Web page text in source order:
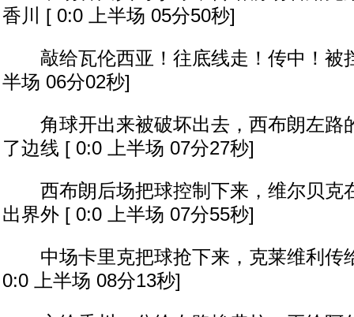
香川 [ 0:0 上半场 05分50秒]
敲给瓦伦西亚！往底线走！传中！被
半场 06分02秒]
角球开出来被破坏出去，西布朗左路
了边线 [ 0:0 上半场 07分27秒]
西布朗后场把球控制下来，维尔贝克
出界外 [ 0:0 上半场 07分55秒]
中场卡里克把球抢下来，克莱维利传
0:0 上半场 08分13秒]